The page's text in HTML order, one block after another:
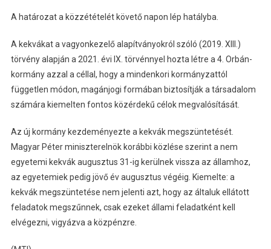
A határozat a közzétételét követő napon lép hatályba.
A kekvákat a vagyonkezelő alapítványokról szóló (2019. XIII.)
törvény alapján a 2021. évi IX. törvénnyel hozta létre a 4. Orbán-
kormány azzal a céllal, hogy a mindenkori kormányzattól
független módon, magánjogi formában biztosítják a társadalom
számára kiemelten fontos közérdekű célok megvalósítását.
Az új kormány kezdeményezte a kekvák megszüntetését.
Magyar Péter miniszterelnök korábbi közlése szerint a nem
egyetemi kekvák augusztus 31-ig kerülnek vissza az államhoz,
az egyetemiek pedig jövő év augusztus végéig. Kiemelte: a
kekvák megszüntetése nem jelenti azt, hogy az általuk ellátott
feladatok megszűnnek, csak ezeket állami feladatként kell
elvégezni, vigyázva a közpénzre.